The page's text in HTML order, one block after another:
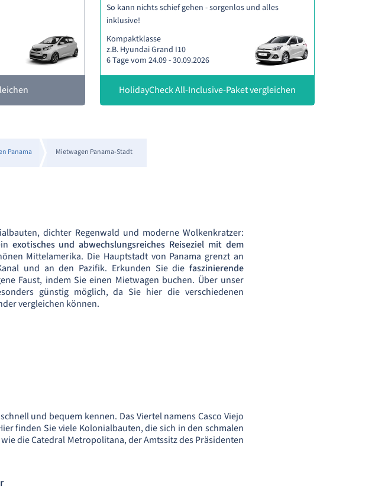
So kann nichts schief gehen - sorgenlos und alles
inklusive!
Kompaktklasse
z.B. Hyundai Grand I10
6 Tage vom 24.09 - 30.09.2026
HolidayCheck All-Inclusive-Paket vergleichen
Panama Mietwagen Panama-Stadt
dichter Regenwald und moderne Wolkenkratzer:
exotisches und abwechslungsreiches Reiseziel mit dem
Mittelamerika. Die Hauptstadt von Panama grenzt an
und an den Pazifik. Erkunden Sie die faszinierende
Faust, indem Sie einen Mietwagen buchen. Über unser
günstig möglich, da Sie hier die verschiedenen
vergleichen können.
schnell und bequem kennen. Das Viertel namens Casco Viejo
finden Sie viele Kolonialbauten, die sich in den schmalen
die Catedral Metropolitana, der Amtssitz des Präsidenten